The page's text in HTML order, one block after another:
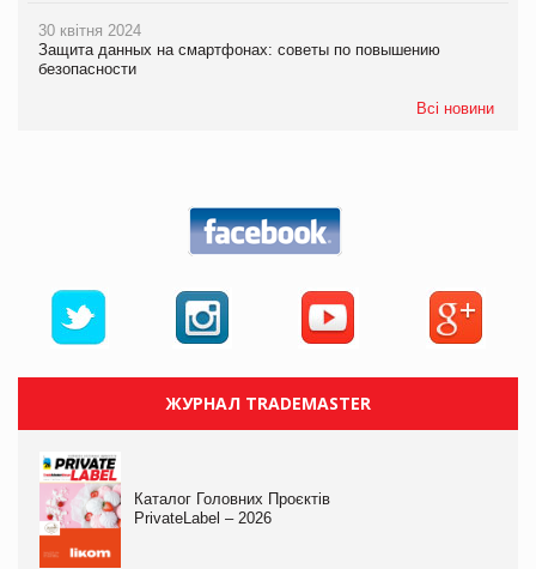
30 квітня 2024
Защита данных на смартфонах: советы по повышению
безопасности
Всі новини
ЖУРНАЛ TRADEMASTER
Каталог Головних Проєктів
PrivateLabel – 2026